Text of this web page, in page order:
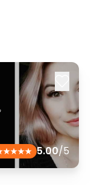
5.00/5